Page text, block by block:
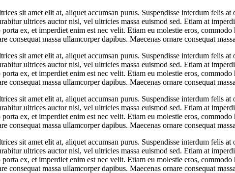
sit amet elit at, aliquet accumsan purus. Suspendisse interdum felis
ultrices auctor nisl, vel ultricies massa euismod sed. Etiam at
ex, et imperdiet enim est nec velit. Etiam eu molestie eros,
consequat massa ullamcorper dapibus. Maecenas ornare consequat
sit amet elit at, aliquet accumsan purus. Suspendisse interdum felis
ultrices auctor nisl, vel ultricies massa euismod sed. Etiam at
ex, et imperdiet enim est nec velit. Etiam eu molestie eros,
consequat massa ullamcorper dapibus. Maecenas ornare consequat
sit amet elit at, aliquet accumsan purus. Suspendisse interdum felis
ultrices auctor nisl, vel ultricies massa euismod sed. Etiam at
ex, et imperdiet enim est nec velit. Etiam eu molestie eros,
consequat massa ullamcorper dapibus. Maecenas ornare consequat
sit amet elit at, aliquet accumsan purus. Suspendisse interdum felis
ultrices auctor nisl, vel ultricies massa euismod sed. Etiam at
ex, et imperdiet enim est nec velit. Etiam eu molestie eros,
consequat massa ullamcorper dapibus. Maecenas ornare consequat